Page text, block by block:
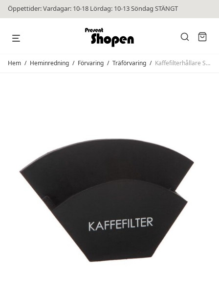
Öppettider: Vardagar: 10-18 Lördag: 10-13 Söndag STÄNGT
Hem / Heminredning / Förvaring / Träförvaring / Kaffefilterhållare Svart